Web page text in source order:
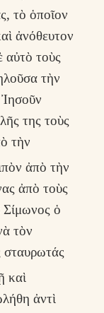
τὸ ὁποῖον
ἀνόθευτον
αὐτὸ τοὺς
τὴν
της τοὺς
τὴν
ἀπὸ τὴν
ἀπὸ τοὺς
Σίμωνος ὁ
τὸν
σταυρωτάς
καὶ
ἀντὶ